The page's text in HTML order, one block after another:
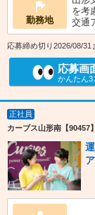
勤務地
を考
交通
応募締め切り2026/08/31
応募画
かんたん3
正社員
カーブス山形南【90457】